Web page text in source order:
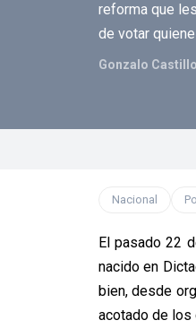
reforma que
de votar
Gonzalo Castillo
Nacional
El pasado 22
nacido en
bien, desde
acotado de los